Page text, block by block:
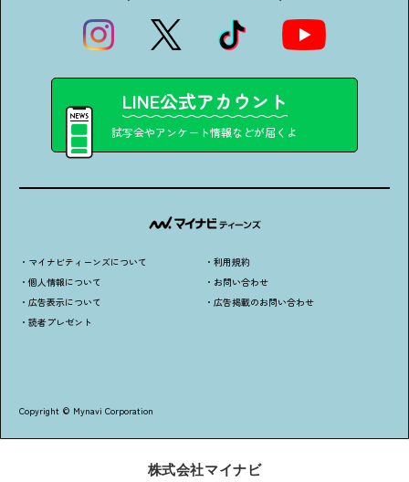
LINE公式アカウント
試写会やアンケート情報などが届くよ
・マイナビティーンズについて
・個人情報について
・広告表示について
・読者プレゼント
・利用規約
・お問い合わせ
・広告掲載のお問い合わせ
Copyright © Mynavi Corporation
株式会社マイナビ